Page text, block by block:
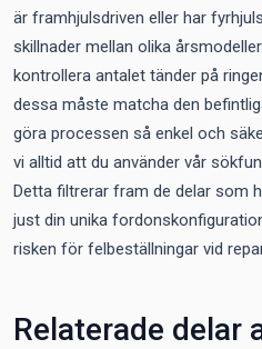
är framhjulsdriven eller har
skillnader mellan olika
kontrollera antalet tänder på
dessa måste matcha den
göra processen så enkel och
vi alltid att du använder vår
Detta filtrerar fram de delar som
just din unika
risken för felbeställningar vid
Relaterade delar